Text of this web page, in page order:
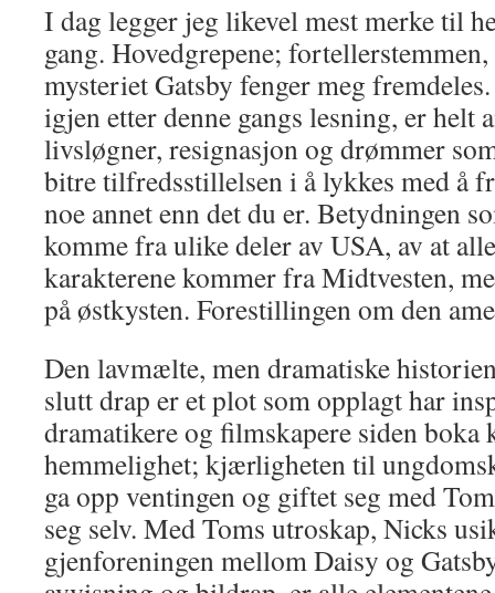
I dag legger jeg likevel mest merke til
gang. Hovedgrepene;
mysteriet Gatsby fenger meg
igjen etter denne gangs lesning, er helt
livsløgner, resignasjon og drømmer
bitre tilfredsstillelsen i å lykkes med å
noe annet enn det du er. Betydningen
komme fra ulike deler av USA, av at
karakterene kommer fra Midtvesten,
på østkysten. Forestillingen om den
Den lavmælte, men dramatiske
slutt drap er et plot som opplagt har
dramatikere og filmskapere siden boka
hemmelighet; kjærligheten til
ga opp ventingen og giftet seg med
seg selv. Med Toms utroskap, Nicks
gjenforeningen mellom Daisy og